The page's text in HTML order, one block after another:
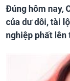
Đúng hôm nay,
của dư dôi, tài
nghiệp phất lên